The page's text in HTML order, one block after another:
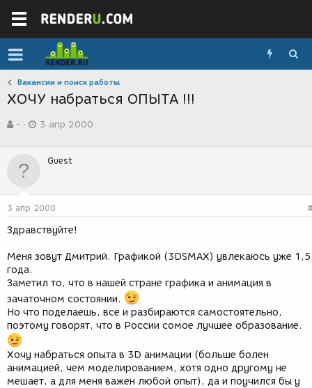
Вакансии и поиск работы
ХОЧУ набраться ОПЫТА !!!
в
р
-
а
д
н
я
3 апр 2000
Guest
3 апр 2000
Здравствуйте!
Меня зовут Дмитрий. Графикой (3DSMAX) увлекаюсь уже 1,5
года.
Заметил то, что в нашей стране графика и анимация в
зачаточном состоянии.
Но что поделаешь, все и разбираются самостоятельно,
поэтому говорят, что в России сомое лучшее образование.
Хочу набраться опыта в 3D анимации (больше болен
анимацией, чем моделированием, хотя одно другому не
мешает, а для меня важен любой опыт), да и поучился бы у